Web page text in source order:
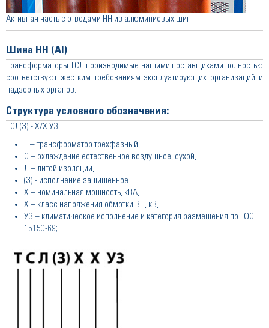
Активная часть с отводами НН из алюминиевых шин
Шина НН (Al)
Трансформаторы ТСЛ производимые нашими поставщиками полностью
соответствуют жестким требованиям эксплуатирующих организаций и
надзорных органов.
Структура условного обозначения:
ТСЛ(З) - Х/Х У3
Т – трансформатор трехфазный,
С – охлаждение естественное воздушное, сухой,
Л – литой изоляции,
(З) - исполнение защищенное
Х – номинальная мощность, кВА,
Х – класс напряжения обмотки ВН, кВ,
У3 – климатическое исполнение и категория размещения по ГОСТ
15150-69;